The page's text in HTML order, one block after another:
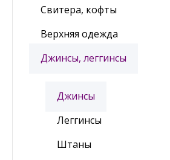
Свитера, кофты
Верхняя одежда
Джинсы, леггинсы
Джинсы
Леггинсы
Штаны